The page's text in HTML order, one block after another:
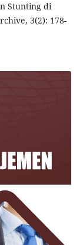
Stunting di
3(2): 178-